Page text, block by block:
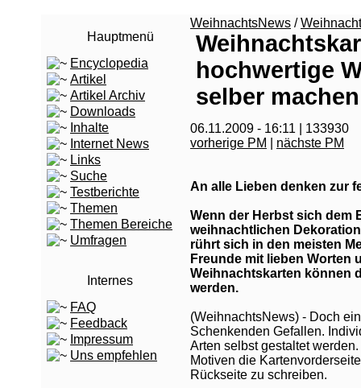
Hauptmenü
Encyclopedia
Artikel
Artikel Archiv
Downloads
Inhalte
Internet News
Links
Suche
Testberichte
Themen
Themen Bereiche
Umfragen
Internes
FAQ
Feedback
Impressum
Uns empfehlen
WeihnachtsNews /
hochwertige
selber machen
06.11.2009 - 16:11 | 133930
vorherige PM
nächste PM
An alle Lieben denken zur
Wenn der Herbst sich dem
weihnachtlichen
rührt sich in den meisten
Freunde mit lieben Worten
Weihnachtskarten können
werden.
(WeihnachtsNews) - Doch
Schenkenden Gefallen.
Arten selbst gestaltet
Motiven die
Rückseite zu schreiben.